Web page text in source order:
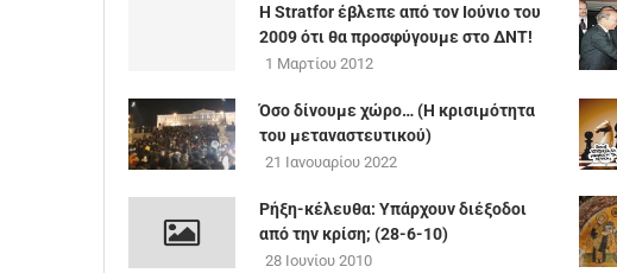
Η Stratfor έβλεπε από τον Ιούνιο του
2009 ότι θα προσφύγουμε στο ΔΝΤ!
1 Μαρτίου 2012
Όσο δίνουμε χώρο… (Η κρισιμότητα
του μεταναστευτικού)
21 Ιανουαρίου 2022
Ρήξη-κέλευθα: Υπάρχουν διέξοδοι
από την κρίση; (28-6-10)
28 Ιουνίου 2010